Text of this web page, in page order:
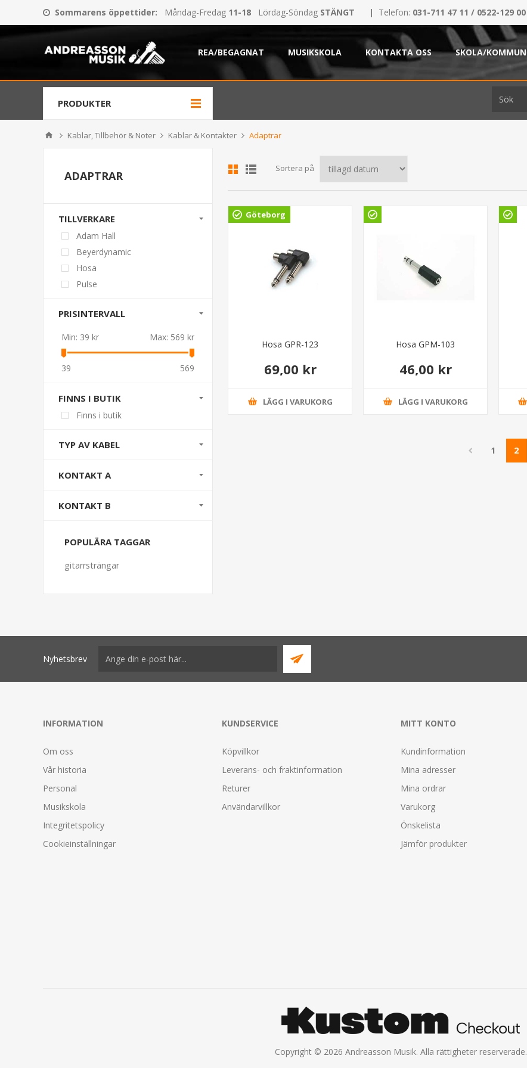
Sommarens öppettider: Måndag-Fredag 11-18 Lördag-Söndag STÄNGT | Telefon: 031-711 47 11 / 0522-129 00
REA/BEGAGNAT MUSIKSKOLA KONTAKTA OSS SKOLA/KOMMUN
PRODUKTER
Kablar, Tillbehör & Noter Kablar & Kontakter Adaptrar
Sortera på
Göteborg
Hosa GPR-123
69,00 kr
LÄGG I VARUKORG
Hosa GPM-103
46,00 kr
LÄGG I VARUKORG
1 2
ADAPTRAR
TILLVERKARE
Adam Hall
Beyerdynamic
Hosa
Pulse
PRISINTERVALL
Min: 39 kr Max: 569 kr
39 569
FINNS I BUTIK
Finns i butik
TYP AV KABEL
KONTAKT A
KONTAKT B
POPULÄRA TAGGAR
gitarrsträngar
Nyhetsbrev
INFORMATION
Om oss
Vår historia
Personal
Musikskola
Integritetspolicy
Cookieinställningar
KUNDSERVICE
Köpvillkor
Leverans- och fraktinformation
Returer
Användarvillkor
MITT KONTO
Kundinformation
Mina adresser
Mina ordrar
Varukorg
Önskelista
Jämför produkter
Copyright © 2026 Andreasson Musik. Alla rättigheter reserverade.